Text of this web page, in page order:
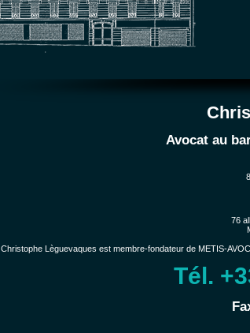
Avocat au
76
Christophe Lèguevaques est membre-fondateur de METIS-
Tél.